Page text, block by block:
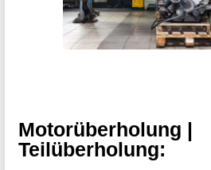
Motorüberholung |
Teilüberholung: